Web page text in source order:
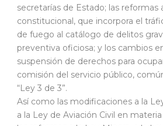
secretarías de Estado; las reformas
constitucional, que incorpora el
de fuego al catálogo de delitos
preventiva oficiosa; y los cambios
suspensión de derechos para
comisión del servicio público,
“Ley 3 de 3”.
Así como las modificaciones a la
a la Ley de Aviación Civil en